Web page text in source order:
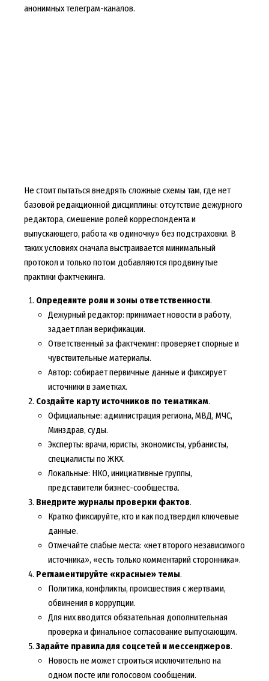
анонимных телеграм-каналов.
Не стоит пытаться внедрять сложные схемы там, где нет
базовой редакционной дисциплины: отсутствие дежурного
редактора, смешение ролей корреспондента и
выпускающего, работа «в одиночку» без подстраховки. В
таких условиях сначала выстраивается минимальный
протокол и только потом добавляются продвинутые
практики фактчекинга.
Определите роли и зоны ответственности.
Дежурный редактор: принимает новости в работу,
задает план верификации.
Ответственный за фактчекинг: проверяет спорные и
чувствительные материалы.
Автор: собирает первичные данные и фиксирует
источники в заметках.
Создайте карту источников по тематикам.
Официальные: администрация региона, МВД, МЧС,
Минздрав, суды.
Эксперты: врачи, юристы, экономисты, урбанисты,
специалисты по ЖКХ.
Локальные: НКО, инициативные группы,
представители бизнес-сообщества.
Внедрите журналы проверки фактов.
Кратко фиксируйте, кто и как подтвердил ключевые
данные.
Отмечайте слабые места: «нет второго независимого
источника», «есть только комментарий сторонника».
Регламентируйте «красные» темы.
Политика, конфликты, происшествия с жертвами,
обвинения в коррупции.
Для них вводится обязательная дополнительная
проверка и финальное согласование выпускающим.
Задайте правила для соцсетей и мессенджеров.
Новость не может строиться исключительно на
одном посте или голосовом сообщении.